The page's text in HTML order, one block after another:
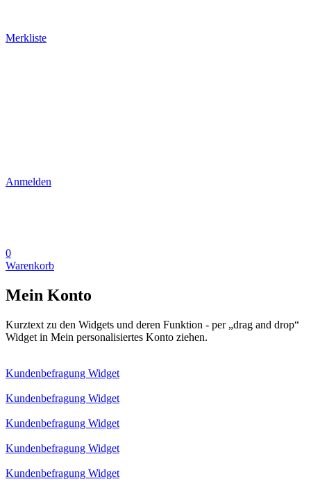
Merkliste
Anmelden
0
Warenkorb
Mein Konto
Kurztext zu den Widgets und deren Funktion - per „drag and drop“
Widget in Mein personalisiertes Konto ziehen.
Kundenbefragung Widget
Kundenbefragung Widget
Kundenbefragung Widget
Kundenbefragung Widget
Kundenbefragung Widget